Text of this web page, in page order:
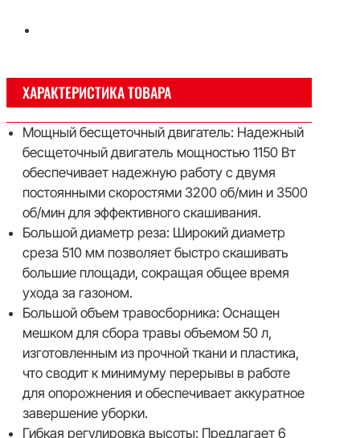
ХАРАКТЕРИСТИКА ТОВАРА
Мощный бесщеточный двигатель: Надежный
бесщеточный двигатель мощностью 1150 Вт
обеспечивает надежную работу с двумя
постоянными скоростями 3200 об/мин и 3500
об/мин для эффективного скашивания.
Большой диаметр реза: Широкий диаметр
среза 510 мм позволяет быстро скашивать
большие площади, сокращая общее время
ухода за газоном.
Большой объем травосборника: Оснащен
мешком для сбора травы объемом 50 л,
изготовленным из прочной ткани и пластика,
что сводит к минимуму перерывы в работе
для опорожнения и обеспечивает аккуратное
завершение уборки.
Гибкая регулировка высоты: Предлагает 6